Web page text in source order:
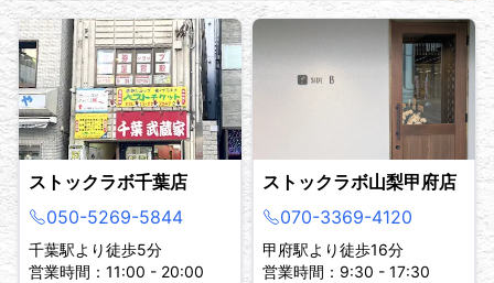
ストックラボ千葉店
050-5269-5844
千葉駅より徒歩5分
営業時間：11:00 - 20:00
ストックラボ山梨甲府店
070-3369-4120
甲府駅より徒歩16分
営業時間：9:30 - 17:30